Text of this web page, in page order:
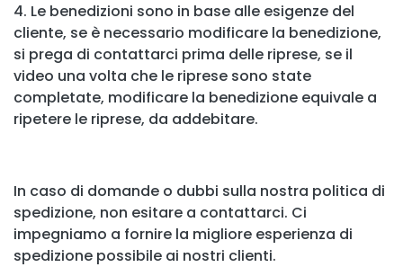
4. Le benedizioni sono in base alle esigenze del
cliente, se è necessario modificare la benedizione,
si prega di contattarci prima delle riprese, se il
video una volta che le riprese sono state
completate, modificare la benedizione equivale a
ripetere le riprese, da addebitare.
In caso di domande o dubbi sulla nostra politica di
spedizione, non esitare a contattarci. Ci
impegniamo a fornire la migliore esperienza di
spedizione possibile ai nostri clienti.